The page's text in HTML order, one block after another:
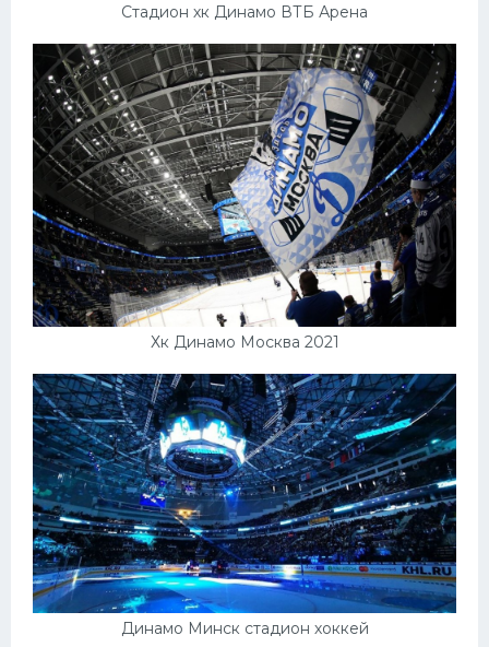
Стадион хк Динамо ВТБ Арена
Хк Динамо Москва 2021
Динамо Минск стадион хоккей